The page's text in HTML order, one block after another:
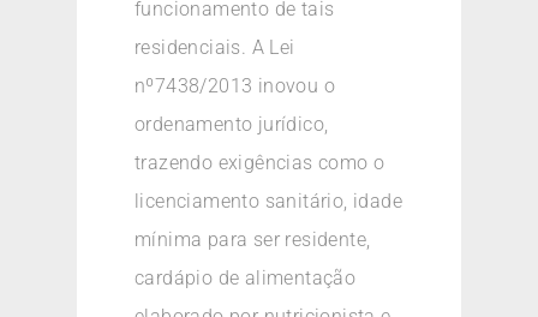
funcionamento de tais
residenciais. A Lei
nº7438/2013 inovou o
ordenamento jurídico,
trazendo exigências como o
licenciamento sanitário, idade
mínima para ser residente,
cardápio de alimentação